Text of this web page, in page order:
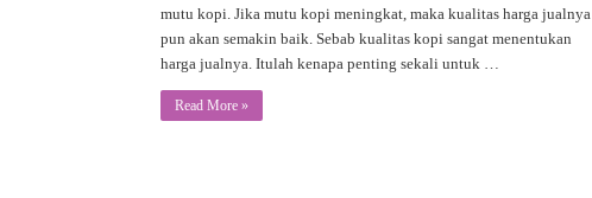
mutu kopi. Jika mutu kopi meningkat, maka kualitas harga jualnya
pun akan semakin baik. Sebab kualitas kopi sangat menentukan
harga jualnya. Itulah kenapa penting sekali untuk …
Read More »